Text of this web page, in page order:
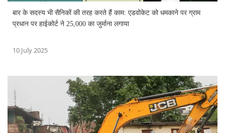
बार के सदस्य भी सैनिकों की तरह करते हैं काम: एडवोकेट को धमकाने पर ग्राम
प्रधान पर हाईकोर्ट ने 25,000 का जुर्माना लगाया
10 July 2025